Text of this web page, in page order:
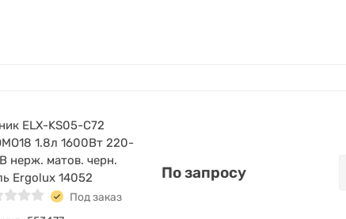
ELX-KS05-C72
1.8л 1600Вт 220-
нерж. матов. черн.
Ergolux 14052
Под заказ
По запросу